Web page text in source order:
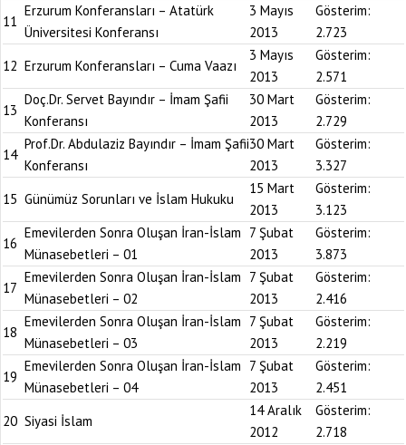
11
Erzurum Konferansları – Atatürk
Üniversitesi Konferansı
3 Mayıs
2013
Gösterim:
2.723
12 Erzurum Konferansları – Cuma Vaazı
3 Mayıs
2013
Gösterim:
2.571
13
Doç.Dr. Servet Bayındır – İmam Şafii
Konferansı
30 Mart
2013
Gösterim:
2.729
14
Prof.Dr. Abdulaziz Bayındır – İmam Şafii
Konferansı
30 Mart
2013
Gösterim:
3.327
15 Günümüz Sorunları ve İslam Hukuku
15 Mart
2013
Gösterim:
3.123
16
Emevilerden Sonra Oluşan İran-İslam
Münasebetleri – 01
7 Şubat
2013
Gösterim:
3.873
17
Emevilerden Sonra Oluşan İran-İslam
Münasebetleri – 02
7 Şubat
2013
Gösterim:
2.416
18
Emevilerden Sonra Oluşan İran-İslam
Münasebetleri – 03
7 Şubat
2013
Gösterim:
2.219
19
Emevilerden Sonra Oluşan İran-İslam
Münasebetleri – 04
7 Şubat
2013
Gösterim:
2.451
20 Siyasi İslam
14 Aralık
2012
Gösterim:
2.718